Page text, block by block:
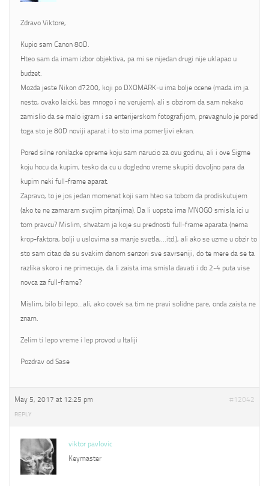
Zdravo Viktore,
Kupio sam Canon 80D.
Hteo sam da imam izbor objektiva, pa mi se nijedan drugi nije uklapao u
budzet.
Mozda jeste Nikon d7200, koji po DXOMARK-u ima bolje ocene (mada im ja
nesto, ovako laicki, bas mnogo i ne verujem), ali s obzirom da sam nekako
zamislio da se malo igram i sa enterijerskom fotografijom, prevagnulo je pored
toga sto je 80D noviji aparat i to sto ima pomerljivi ekran.
Pored silne ronilacke opreme koju sam narucio za ovu godinu, ali i ove Sigme
koju hocu da kupim, tesko da cu u dogledno vreme skupiti dovoljno para da
kupim neki full-frame aparat.
Zapravo, to je jos jedan momenat koji sam hteo sa tobom da prodiskutujem
(ako te ne zamaram svojim pitanjima). Da li uopste ima MNOGO smisla ici u
tom pravcu? Mislim, shvatam ja koje su prednosti full-frame aparata (nema
krop-faktora, bolji u uslovima sa manje svetla,…itd.), ali ako se uzme u obzir to
sto sam citao da su svakim danom senzori sve savrseniji, do te mere da se ta
razlika skoro i ne primecuje, da li zaista ima smisla davati i do 2-4 puta vise
novca za full-frame?
Mislim, bilo bi lepo…ali, ako covek sa tim ne pravi solidne pare, onda zaista ne
znam.
Zelim ti lepo vreme i lep provod u Italiji
Pozdrav od Sase
May 5, 2017 at 12:25 pm #12042
REPLY
viktor pavlovic
Keymaster